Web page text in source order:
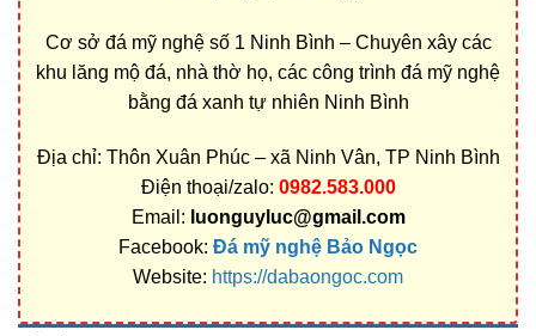
Cơ sở đá mỹ nghệ số 1 Ninh Bình – Chuyên xây các
khu lăng mộ đá, nhà thờ họ, các công trình đá mỹ nghệ
bằng đá xanh tự nhiên Ninh Bình
Địa chỉ: Thôn Xuân Phúc – xã Ninh Vân, TP Ninh Bình
Điện thoại/zalo: 0982.583.000
Email: luonguyluc@gmail.com
Facebook: Đá mỹ nghệ Bảo Ngọc
Website: https://dabaongoc.com